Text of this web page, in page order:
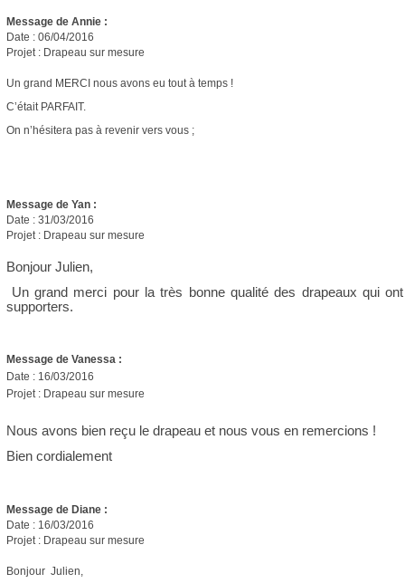
Message de Annie :
Date : 06/04/2016
Projet : Drapeau sur mesure
Un grand MERCI nous avons eu tout à temps !
C’était PARFAIT.
On n’hésitera pas à revenir vers vous ;
Message de Yan :
Date : 31/03/2016
Projet : Drapeau sur mesure
Bonjour Julien,
Un grand merci pour la très bonne qualité des drapeaux qui
supporters.
Message de Vanessa :
Date : 16/03/2016
Projet : Drapeau sur mesure
Nous avons bien reçu le drapeau et nous vous en remercions !
Bien cordialement
Message de Diane :
Date : 16/03/2016
Projet : Drapeau sur mesure
Bonjour Julien,